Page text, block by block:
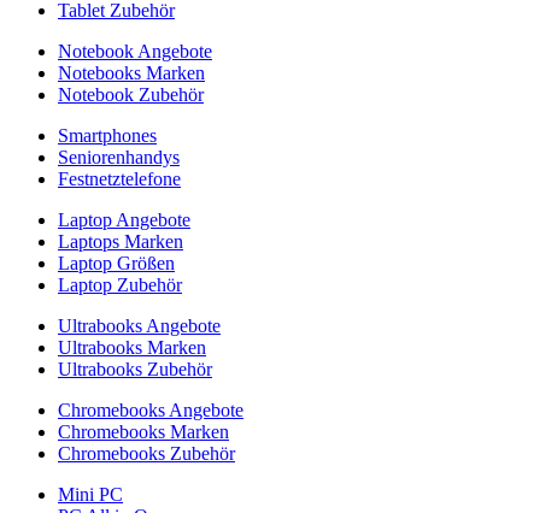
Tablet Zubehör
Notebook Angebote
Notebooks Marken
Notebook Zubehör
Smartphones
Seniorenhandys
Festnetztelefone
Laptop Angebote
Laptops Marken
Laptop Größen
Laptop Zubehör
Ultrabooks Angebote
Ultrabooks Marken
Ultrabooks Zubehör
Chromebooks Angebote
Chromebooks Marken
Chromebooks Zubehör
Mini PC